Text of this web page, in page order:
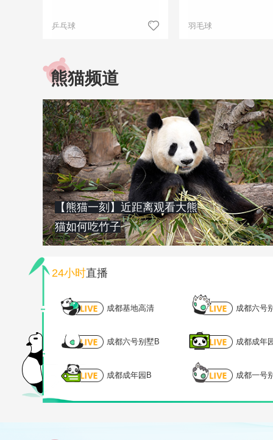
乒乓球 羽毛球
熊猫频道
【熊猫一刻】近距离观看大熊
猫如何吃竹子
24小时直播
成都基地高清 成都六号
成都六号别墅B 成都成年
成都成年园B 成都一号